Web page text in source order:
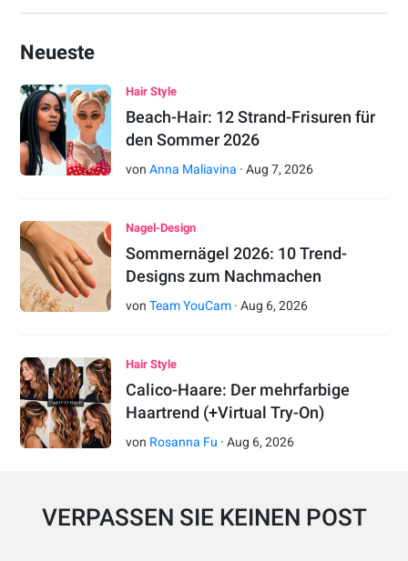
Neueste
Hair Style
Beach-Hair: 12 Strand-Frisuren für
den Sommer 2026
vonAnna Maliavina ·Aug 7,2026
Nagel-Design
Sommernägel 2026: 10 Trend-
Designs zum Nachmachen
vonTeam YouCam ·Aug 6,2026
Hair Style
Calico-Haare: Der mehrfarbige
Haartrend (+Virtual Try-On)
von Rosanna Fu ·Aug 6,2026
VERPASSEN SIE KEINEN POST